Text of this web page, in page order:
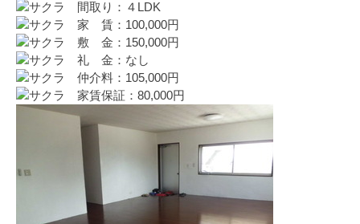
間取り：４LDK
家 賃：100,000円
敷 金：150,000円
礼 金：なし
仲介料：105,000円
家賃保証：80,000円